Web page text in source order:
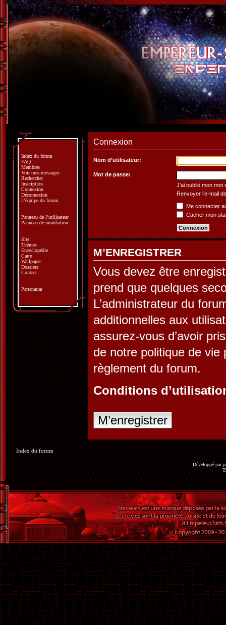
Connexion
Nom d’utilisateur:
Mot de passe:
J’ai oublié mon mot
Renvoyer l’e-mail
Me connecter
Cacher mon
M’ENREGISTRER
Vous devez être
prend que quelques
L’administrateur du
additionnelles aux
assurez-vous d’avoir
de notre politique de vie
règlement du forum.
Conditions
M’enregistrer
Index du forum
FAQ
Membres
Voir mes messages
Rechercher
Inscription
Connexion
Déconnexion
L’équipe du forum
Panneau de l’utilisateur
Panneau de modération
Site
Thèmes
Encyclopédie
Carte
Wallpaper
Dossiers
Contact
Partenariat
Index du forum
Développé par